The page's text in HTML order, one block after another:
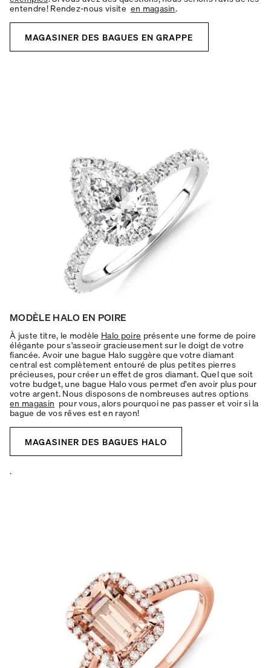
entendre! Rendez-nous visite en magasin.
MAGASINER DES BAGUES EN GRAPPE
MODÈLE HALO EN POIRE
À juste titre, le modèle Halo poire présente une forme de poire
élégante pour s'asseoir gracieusement sur le doigt de votre
fiancée. Avoir une bague Halo suggère que votre diamant
central est complètement entouré de plus petites pierres
précieuses, pour créer un effet de gros diamant. Quel que soit
votre budget, une bague Halo vous permet d'en avoir plus pour
votre argent. Nous disposons de nombreuses autres options
en magasin pour vous, alors pourquoi ne pas passer et voir si la
bague de vos rêves est en rayon!
MAGASINER DES BAGUES HALO
.